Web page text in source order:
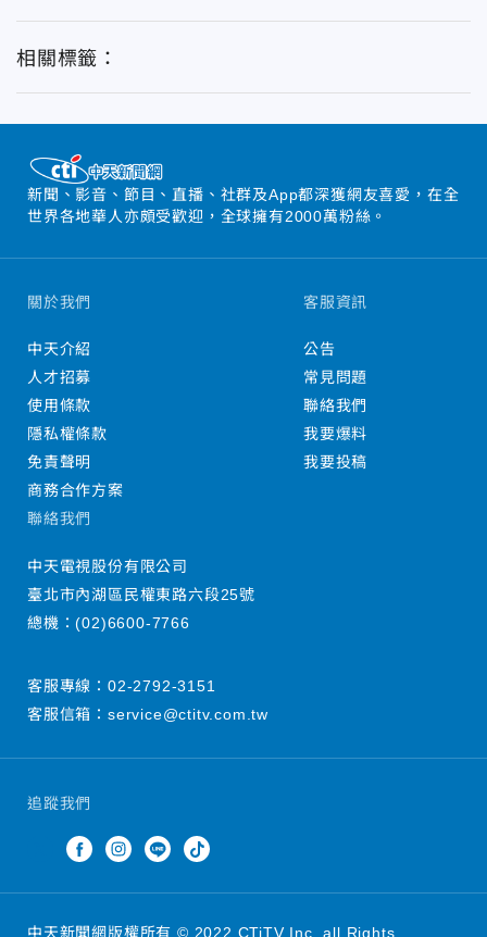
相關標籤：
新聞、影音、節目、直播、社群及App都深獲網友喜愛，在全
世界各地華人亦頗受歡迎，全球擁有2000萬粉絲。
追蹤我們
關於我們
中天介紹
人才招募
使用條款
隱私權條款
免責聲明
商務合作方案
客服資訊
公告
常見問題
聯絡我們
我要爆料
我要投稿
聯絡我們
中天電視股份有限公司
臺北市內湖區民權東路六段25號
總機：(02)6600-7766
客服專線： 02-2792-3151
客服信箱： service@ctitv.com.tw
中天新聞網版權所有 © 2022 CTiTV Inc. all Rights